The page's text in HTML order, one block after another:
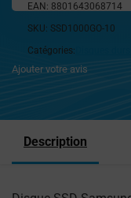
EAN: 8801643068714
SKU: SSD1000GO-10
Catégories:
Ajouter votre avis
Description